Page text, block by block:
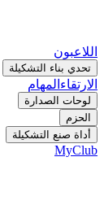
اللاعبون
تحدي بناء التشكيلة
الارتقاء المهام
لوحات الصدارة
الحزم
أداة صنع التشكيلة
MyClub